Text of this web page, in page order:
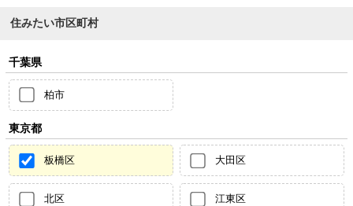
住みたい市区町村
千葉県
柏市
東京都
板橋区 大田区
北区 江東区